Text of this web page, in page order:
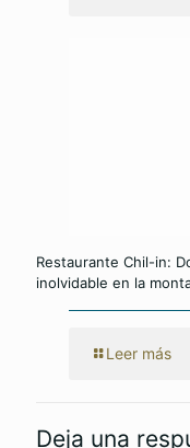
Restaurante Chil-in:
inolvidable en la
Leer más
Deja una